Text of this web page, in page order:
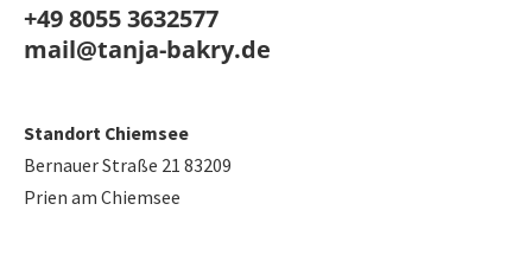
+49 8055 3632577
mail@tanja-bakry.de
Standort Chiemsee
Bernauer Straße 21 83209
Prien am Chiemsee